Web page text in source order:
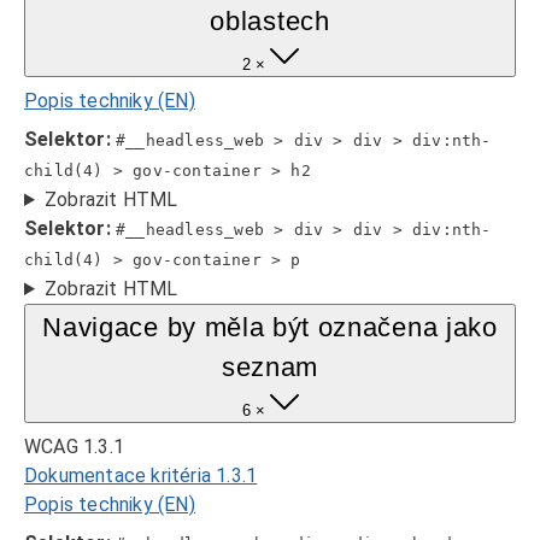
oblastech
2 ×
Popis techniky (EN)
Selektor: #__headless_web > div > div > div:nth-
child(4) > gov-container > h2
Zobrazit HTML
Selektor: #__headless_web > div > div > div:nth-
child(4) > gov-container > p
Zobrazit HTML
Navigace by měla být označena jako
seznam
6 ×
WCAG 1.3.1
Dokumentace kritéria 1.3.1
Popis techniky (EN)